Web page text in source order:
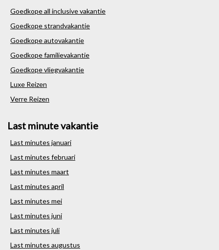
Goedkope all inclusive vakantie
Goedkope strandvakantie
Goedkope autovakantie
Goedkope familievakantie
Goedkope vliegvakantie
Luxe Reizen
Verre Reizen
Last minute vakantie
Last minutes januari
Last minutes februari
Last minutes maart
Last minutes april
Last minutes mei
Last minutes juni
Last minutes juli
Last minutes augustus